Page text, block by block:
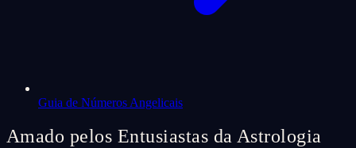
Guia de Números Angelicais
Amado pelos Entusiastas da Astrologia